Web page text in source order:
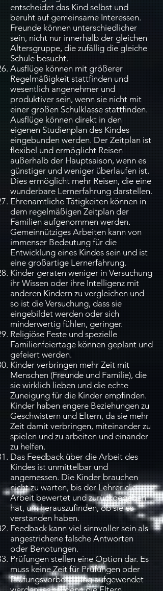
entscheidet das Kind selbst und
beruht auf gemeinsame Interessen.
Freunde können unterschiedlicher
sein, nicht nur innerhalb der gleichen
Altersgruppe, die zufällig die gleiche
Schule besucht.
Ausflüge können mit größerer
Regelmäßigkeit stattfinden und
wesentlich angenehmer und
produktiver sein, wenn sie nicht mit
einer großen Schulklasse stattfinden.
Ausflüge können direkt in den
eigenen Studienplan des Kindes
eingebunden werden. Der Zeitplan ist
flexibel und ermöglicht Reisen
außerhalb der Hauptsaison, wenn es
günstiger und weniger überlaufen ist.
Dies ermöglicht mehr Reisen, die eine
wunderbare Lernerfahrung darstellen.
Ehrenamtliche Tätigkeiten können in
dem regelmäßigen Zeitplan der
Familien aufgenommen werden.
Gemeinnütziges Arbeiten kann von
immenser Bedeutung für die
Entwicklung eines Kindes sein und ist
eine großartige Lernerfahrung.
Kinder geraten weniger in Versuchung
ihr Wissen oder ihre Intelligenz mit
anderen Kindern zu vergleichen und
so ist die Versuchung, dass sie
eingebildet werden oder sich
minderwertig fühlen, geringer.
Religiöse Feste und spezielle
Familienfeiertage können geplant und
gefeiert werden.
Kinder verbringen mehr Zeit mit
Menschen (Freunde und Familie), die
sie wirklich lieben und die echte
Zuneigung für die Kinder empfinden.
Kinder haben engere Beziehungen zu
Geschwistern und Eltern, da sie mehr
Zeit damit verbringen, miteinander zu
spielen und zu arbeiten und einander
zu helfen.
Das Feedback über die Arbeit des
Kindes ist unmittelbar und
angemessen. Die Kinder brauchen
nicht zu warten, bis der Lehrer die
Arbeit bewertet und zurückgegeben
hat, um herauszufinden, ob sie es
verstanden haben.
Feedback kann viel sinnvoller sein als
angestrichene falsche Antworten
oder Benotungen.
Prüfungen stellen eine Option dar. Es
muss keine Zeit für Prüfungen oder
Prüfungsvorbereitung aufgewendet